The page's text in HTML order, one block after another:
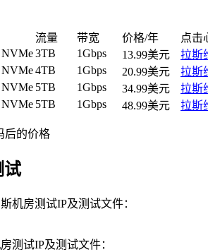
流量 带宽 价格/年
点击
NVMe3TB 1Gbps 13.99美元
拉斯
NVMe4TB 1Gbps 20.99美元
拉斯
5TB 1Gbps 34.99美元
拉斯
5TB 1Gbps 48.99美元 拉斯
后的价格
试
机房测试IP及测试文件：
测试IP及测试文件：